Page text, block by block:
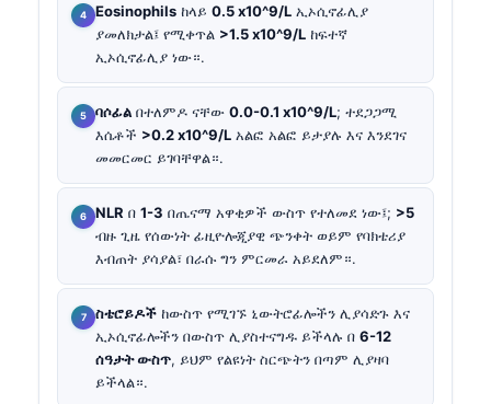
Eosinophils ከላይ 0.5 x10^9/L ኢኦሲኖፊሊያ
ያመለክታል፤ የሚቀጥል >1.5 x10^9/L ከፍተኛ
ኢኦሲኖፊሊያ ነው።.
ባሶፊል በተለምዶ ናቸው 0.0-0.1 x10^9/L; ተደጋጋሚ
እሴቶች >0.2 x10^9/L አልፎ አልፎ ይታያሉ እና እንደገና
መመርመር ይገባቸዋል።.
NLR በ 1-3 በጤናማ አዋቂዎች ውስጥ የተለመደ ነው፤; >5
ብዙ ጊዜ የሰውነት ፊዚዮሎጂያዊ ጭንቀት ወይም የባክቴሪያ
እብጠት ያሳያል፣ በራሱ ግን ምርመራ አይደለም።.
ስቴሮይዶች ከውስጥ የሚገኙ ኒውትሮፊሎችን ሊያሳድጉ እና
ኢኦሲኖፊሎችን በውስጥ ሊያስተናግዱ ይችላሉ በ 6-12
ሰዓታት ውስጥ, ይህም የልዩነት ስርጭትን በጣም ሊያዛባ
ይችላል።.